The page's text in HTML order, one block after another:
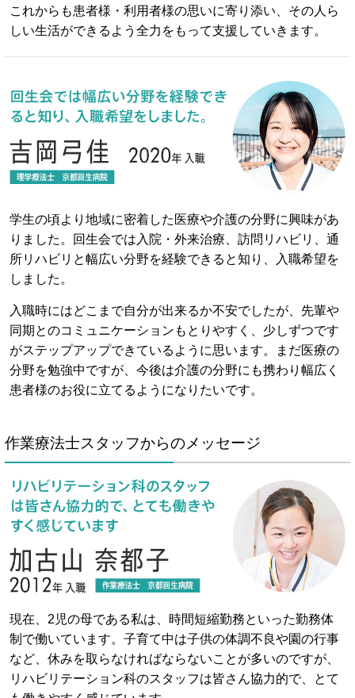
これからも患者様・利用者様の思いに寄り添い、その人ら
しい生活ができるよう全力をもって支援していきます。
学生の頃より地域に密着した医療や介護の分野に興味があ
りました。回生会では入院・外来治療、訪問リハビリ、通
所リハビリと幅広い分野を経験できると知り、入職希望を
しました。
入職時にはどこまで自分が出来るか不安でしたが、先輩や
同期とのコミュニケーションもとりやすく、少しずつです
がステップアップできているように思います。まだ医療の
分野を勉強中ですが、今後は介護の分野にも携わり幅広く
患者様のお役に立てるようになりたいです。
作業療法士スタッフからのメッセージ
現在、2児の母である私は、時間短縮勤務といった勤務体
制で働いています。子育て中は子供の体調不良や園の行事
など、休みを取らなければならないことが多いのですが、
リハビリテーション科のスタッフは皆さん協力的で、とて